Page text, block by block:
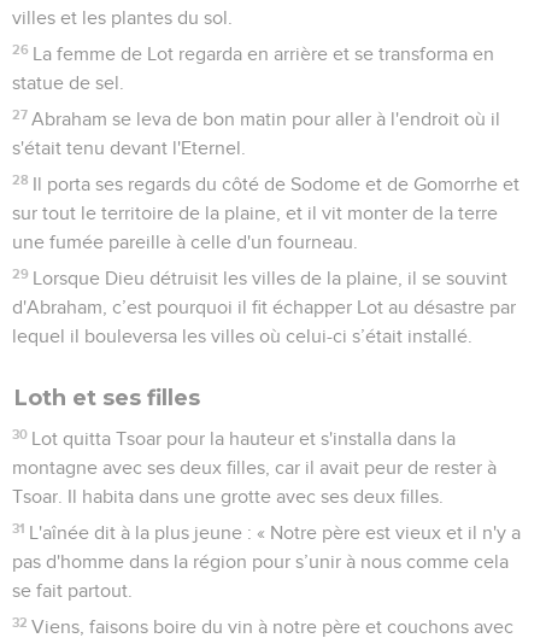
villes et les plantes du sol.
26 La femme de Lot regarda en arrière et se transforma en
statue de sel.
27 Abraham se leva de bon matin pour aller à l'endroit où il
s'était tenu devant l'Eternel.
28 Il porta ses regards du côté de Sodome et de Gomorrhe et
sur tout le territoire de la plaine, et il vit monter de la terre
une fumée pareille à celle d'un fourneau.
29 Lorsque Dieu détruisit les villes de la plaine, il se souvint
d'Abraham, c’est pourquoi il fit échapper Lot au désastre par
lequel il bouleversa les villes où celui-ci s’était installé.
Loth et ses filles
30 Lot quitta Tsoar pour la hauteur et s'installa dans la
montagne avec ses deux filles, car il avait peur de rester à
Tsoar. Il habita dans une grotte avec ses deux filles.
31 L'aînée dit à la plus jeune : « Notre père est vieux et il n'y a
pas d'homme dans la région pour s’unir à nous comme cela
se fait partout.
32 Viens, faisons boire du vin à notre père et couchons avec